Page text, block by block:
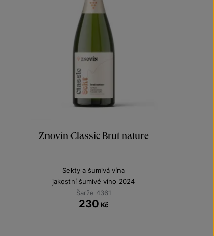
Znovín Classic Brut nature
Sekty a šumivá vína
jakostní šumivé víno 2024
Šarže 4361
230 Kč